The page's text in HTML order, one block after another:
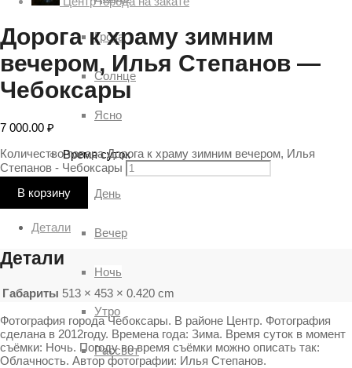
Гроза
Солнце
Ясно
Время суток
День
Вечер
Ночь
Утро
Рассвет
Дорога к храму зимним
вечером, Илья Степанов —
Чебоксары
7 000.00 ₽
Количество товара Дорога к храму зимним вечером, Илья
Степанов - Чебоксары
В корзину
Детали
Детали
Габариты 513 × 453 × 0.420 cm
Фотография города Чебоксары. В районе Центр. Фотография
сделана в 2012году. Времена года: Зима. Время суток в момент
съёмки: Ночь. Погоду во время съёмки можно описать так:
Облачность. Автор фотографии: Илья Степанов.